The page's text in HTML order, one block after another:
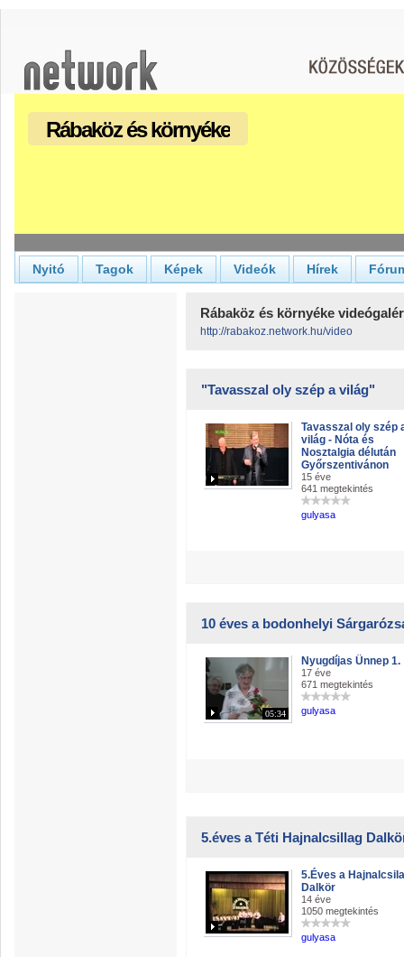
Rábaköz és környéke
Nyitó Tagok Képek Videók Hírek
Rábaköz és környéke
http://rabakoz.network.hu/video
"Tavasszal oly szép a világ"
Tavasszal oly szép
világ - Nóta és
Nosztalgia délután
Győrszentivánon
15 éve
641 megtekintés
gulyasa
10 éves a bodonhelyi
05:34
Nyugdíjas Ünnep 1.
17 éve
671 megtekintés
gulyasa
5.éves a Téti Hajnalcsillag
5.Éves a
Dalkör
14 éve
1050 megtekintés
gulyasa